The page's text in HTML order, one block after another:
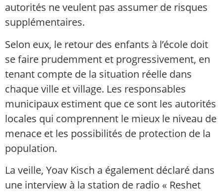
autorités ne veulent pas assumer de risques
supplémentaires.
Selon eux, le retour des enfants à l’école doit
se faire prudemment et progressivement, en
tenant compte de la situation réelle dans
chaque ville et village. Les responsables
municipaux estiment que ce sont les autorités
locales qui comprennent le mieux le niveau de
menace et les possibilités de protection de la
population.
La veille, Yoav Kisch a également déclaré dans
une interview à la station de radio « Reshet